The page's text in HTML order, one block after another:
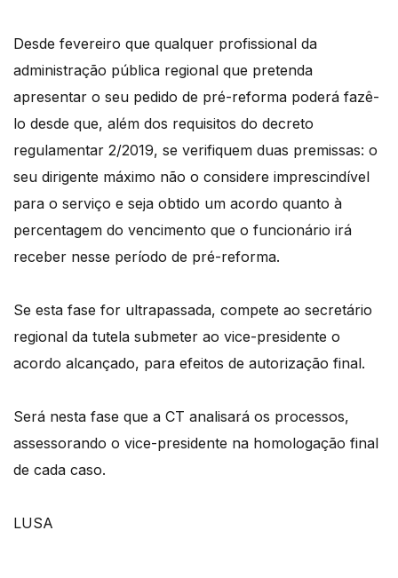
Desde fevereiro que qualquer profissional da
administração pública regional que pretenda
apresentar o seu pedido de pré-reforma poderá fazê-
lo desde que, além dos requisitos do decreto
regulamentar 2/2019, se verifiquem duas premissas: o
seu dirigente máximo não o considere imprescindível
para o serviço e seja obtido um acordo quanto à
percentagem do vencimento que o funcionário irá
receber nesse período de pré-reforma.
Se esta fase for ultrapassada, compete ao secretário
regional da tutela submeter ao vice-presidente o
acordo alcançado, para efeitos de autorização final.
Será nesta fase que a CT analisará os processos,
assessorando o vice-presidente na homologação final
de cada caso.
LUSA